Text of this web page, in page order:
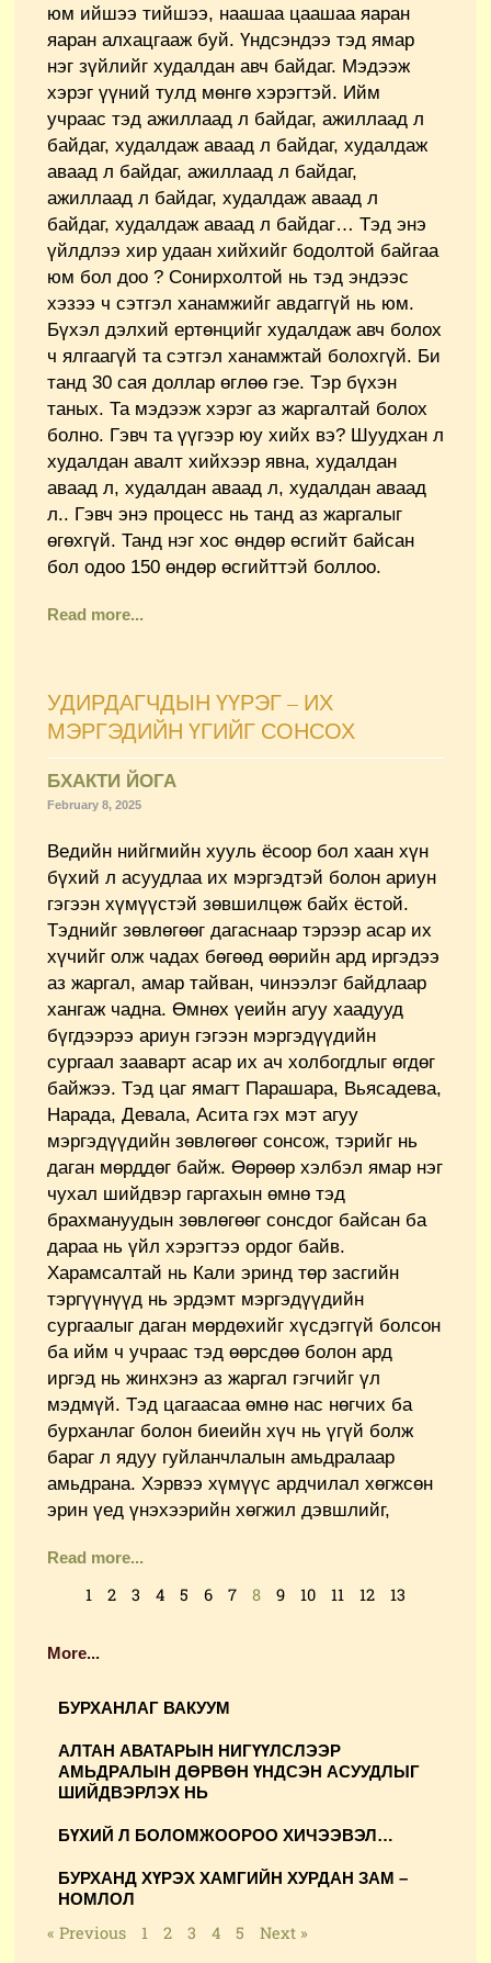
юм ийшээ тийшээ, наашаа цаашаа яаран
яаран алхацгааж буй. Үндсэндээ тэд ямар
нэг зүйлийг худалдан авч байдаг. Мэдээж
хэрэг үүний тулд мөнгө хэрэгтэй. Ийм
учраас тэд ажиллаад л байдаг, ажиллаад л
байдаг, худалдаж аваад л байдаг, худалдаж
аваад л байдаг, ажиллаад л байдаг,
ажиллаад л байдаг, худалдаж аваад л
байдаг, худалдаж аваад л байдаг… Тэд энэ
үйлдлээ хир удаан хийхийг бодолтой байгаа
юм бол доо ? Сонирхолтой нь тэд эндээс
хэзээ ч сэтгэл ханамжийг авдаггүй нь юм.
Бүхэл дэлхий ертөнцийг худалдаж авч болох
ч ялгаагүй та сэтгэл ханамжтай болохгүй. Би
танд 30 сая доллар өглөө гэе. Тэр бүхэн
таных. Та мэдээж хэрэг аз жаргалтай болох
болно. Гэвч та үүгээр юу хийх вэ? Шуудхан л
худалдан авалт хийхээр явна, худалдан
аваад л, худалдан аваад л, худалдан аваад
л.. Гэвч энэ процесс нь танд аз жаргалыг
өгөхгүй. Танд нэг хос өндөр өсгийт байсан
бол одоо 150 өндөр өсгийттэй боллоо.
Read more...
УДИРДАГЧДЫН ҮҮРЭГ – ИХ
МЭРГЭДИЙН ҮГИЙГ СОНСОХ
БХАКТИ ЙОГА
February 8, 2025
Ведийн нийгмийн хууль ёсоор бол хаан хүн
бүхий л асуудлаа их мэргэдтэй болон ариун
гэгээн хүмүүстэй зөвшилцөж байх ёстой.
Тэднийг зөвлөгөөг дагаснаар тэрээр асар их
хүчийг олж чадах бөгөөд өөрийн ард иргэдээ
аз жаргал, амар тайван, чинээлэг байдлаар
хангаж чадна. Өмнөх үеийн агуу хаадууд
бүгдээрээ ариун гэгээн мэргэдүүдийн
сургаал зааварт асар их ач холбогдлыг өгдөг
байжээ. Тэд цаг ямагт Парашара, Вьясадева,
Нарада, Девала, Асита гэх мэт агуу
мэргэдүүдийн зөвлөгөөг сонсож, тэрийг нь
даган мөрддөг байж. Өөрөөр хэлбэл ямар нэг
чухал шийдвэр гаргахын өмнө тэд
брахмануудын зөвлөгөөг сонсдог байсан ба
дараа нь үйл хэрэгтээ ордог байв.
Харамсалтай нь Кали эринд төр засгийн
тэргүүнүүд нь эрдэмт мэргэдүүдийн
сургаалыг даган мөрдөхийг хүсдэггүй болсон
ба ийм ч учраас тэд өөрсдөө болон ард
иргэд нь жинхэнэ аз жаргал гэгчийг үл
мэдмүй. Тэд цагаасаа өмнө нас нөгчих ба
бурханлаг болон биеийн хүч нь үгүй болж
бараг л ядуу гуйланчлалын амьдралаар
амьдрана. Хэрвээ хүмүүс ардчилал хөгжсөн
эрин үед үнэхээрийн хөгжил дэвшлийг,
Read more...
1 2 3 4 5 6 7 8 9 10 11 12 13
More...
БУРХАНЛАГ ВАКУУМ
АЛТАН АВАТАРЫН НИГҮҮЛСЛЭЭР
АМЬДРАЛЫН ДӨРВӨН ҮНДСЭН АСУУДЛЫГ
ШИЙДВЭРЛЭХ НЬ
БҮХИЙ Л БОЛОМЖООРОО ХИЧЭЭВЭЛ…
БУРХАНД ХҮРЭХ ХАМГИЙН ХУРДАН ЗАМ –
НОМЛОЛ
« Previous
Page
1
Page
2
Page
3
Page
4 5 Next »